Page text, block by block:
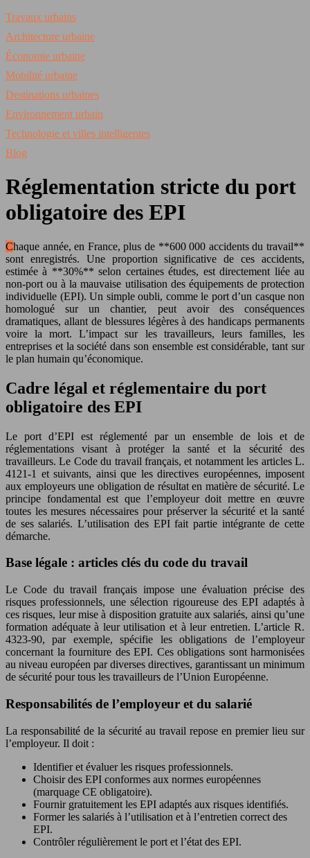
Travaux urbains
Architecture urbaine
Économie urbaine
Mobilité urbaine
Destinations urbaines
Environnement urbain
Technologie et villes intelligentes
Blog
Réglementation stricte du port
obligatoire des EPI
Chaque année, en France, plus de **600 000 accidents du travail**
sont enregistrés. Une proportion significative de ces accidents,
estimée à **30%** selon certaines études, est directement liée au
non-port ou à la mauvaise utilisation des équipements de protection
individuelle (EPI). Un simple oubli, comme le port d’un casque non
homologué sur un chantier, peut avoir des conséquences
dramatiques, allant de blessures légères à des handicaps permanents
voire la mort. L’impact sur les travailleurs, leurs familles, les
entreprises et la société dans son ensemble est considérable, tant sur
le plan humain qu’économique.
Cadre légal et réglementaire du port
obligatoire des EPI
Le port d’EPI est réglementé par un ensemble de lois et de
réglementations visant à protéger la santé et la sécurité des
travailleurs. Le Code du travail français, et notamment les articles L.
4121-1 et suivants, ainsi que les directives européennes, imposent
aux employeurs une obligation de résultat en matière de sécurité. Le
principe fondamental est que l’employeur doit mettre en œuvre
toutes les mesures nécessaires pour préserver la sécurité et la santé
de ses salariés. L’utilisation des EPI fait partie intégrante de cette
démarche.
Base légale : articles clés du code du travail
Le Code du travail français impose une évaluation précise des
risques professionnels, une sélection rigoureuse des EPI adaptés à
ces risques, leur mise à disposition gratuite aux salariés, ainsi qu’une
formation adéquate à leur utilisation et à leur entretien. L’article R.
4323-90, par exemple, spécifie les obligations de l’employeur
concernant la fourniture des EPI. Ces obligations sont harmonisées
au niveau européen par diverses directives, garantissant un minimum
de sécurité pour tous les travailleurs de l’Union Européenne.
Responsabilités de l’employeur et du salarié
La responsabilité de la sécurité au travail repose en premier lieu sur
l’employeur. Il doit :
Identifier et évaluer les risques professionnels.
Choisir des EPI conformes aux normes européennes
(marquage CE obligatoire).
Fournir gratuitement les EPI adaptés aux risques identifiés.
Former les salariés à l’utilisation et à l’entretien correct des
EPI.
Contrôler régulièrement le port et l’état des EPI.